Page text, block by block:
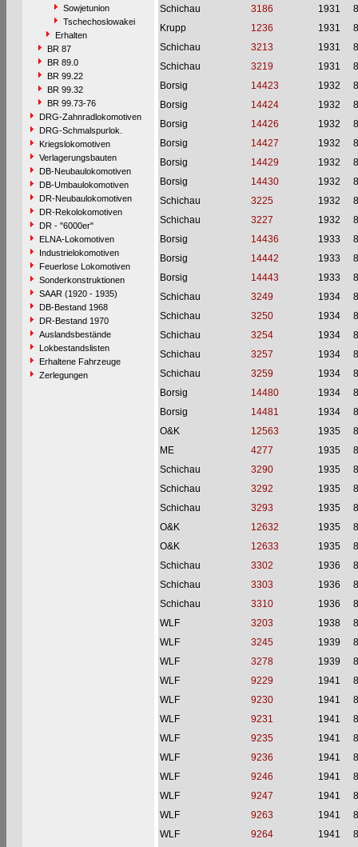
Sowjetunion
Tschechoslowakei
Erhalten
BR 87
BR 89.0
BR 99.22
BR 99.32
BR 99.73-76
DRG-Zahnradlokomotiven
DRG-Schmalspurlok.
Kriegslokomotiven
Verlagerungsbauten
DB-Neubaulokomotiven
DB-Umbaulokomotiven
DR-Neubaulokomotiven
DR-Rekolokomotiven
DR - "6000er"
ELNA-Lokomotiven
Industrielokomotiven
Feuerlose Lokomotiven
Sonderkonstruktionen
SAAR (1920 - 1935)
DB-Bestand 1968
DR-Bestand 1970
Auslandsbestände
Lokbestandslisten
Erhaltene Fahrzeuge
Zerlegungen
Schichau
3186 1931
Krupp
1236 1931
Schichau
3213 1931
Schichau
3219 1931
Borsig
14423 1932
Borsig
14424 1932
Borsig
14426 1932
Borsig
14427 1932
Borsig
14429 1932
Borsig
14430 1932
Schichau
3225 1932
Schichau
3227 1932
Borsig
14436 1933
Borsig
14442 1933
Borsig
14443 1933
Schichau
3249 1934
Schichau
3250 1934
Schichau
3254 1934
Schichau
3257 1934
Schichau
3259 1934
Borsig
14480 1934
Borsig
14481 1934
O&K
12563 1935
ME
4277 1935
Schichau
3290 1935
Schichau
3292 1935
Schichau
3293 1935
O&K
12632 1935
O&K
12633 1935
Schichau
3302 1936
Schichau
3303 1936
Schichau
3310 1936
WLF
3203 1938
WLF
3245 1939
WLF
3278 1939
WLF
9229 1941
WLF
9230 1941
WLF
9231 1941
WLF
9235 1941
WLF
9236 1941
WLF
9246 1941
WLF
9247 1941
WLF
9263 1941
WLF
9264 1941